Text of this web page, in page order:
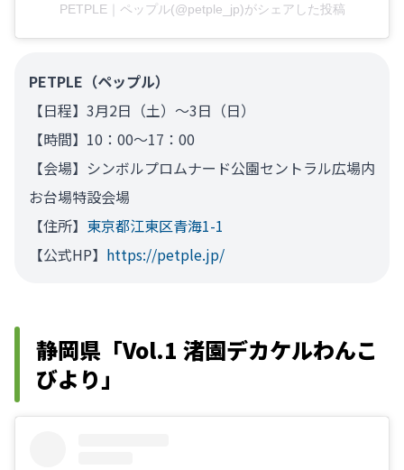
PETPLE｜ペップル(@petple_jp)がシェアした投稿
PETPLE（ペップル）
【日程】3月2日（土）～3日（日）
【時間】10：00～17：00
【会場】シンボルプロムナード公園セントラル広場内
お台場特設会場
【住所】 東京都江東区青海1-1
【公式HP】 https://petple.jp/
静岡県「Vol.1 渚園デカケルわんこ
びより」